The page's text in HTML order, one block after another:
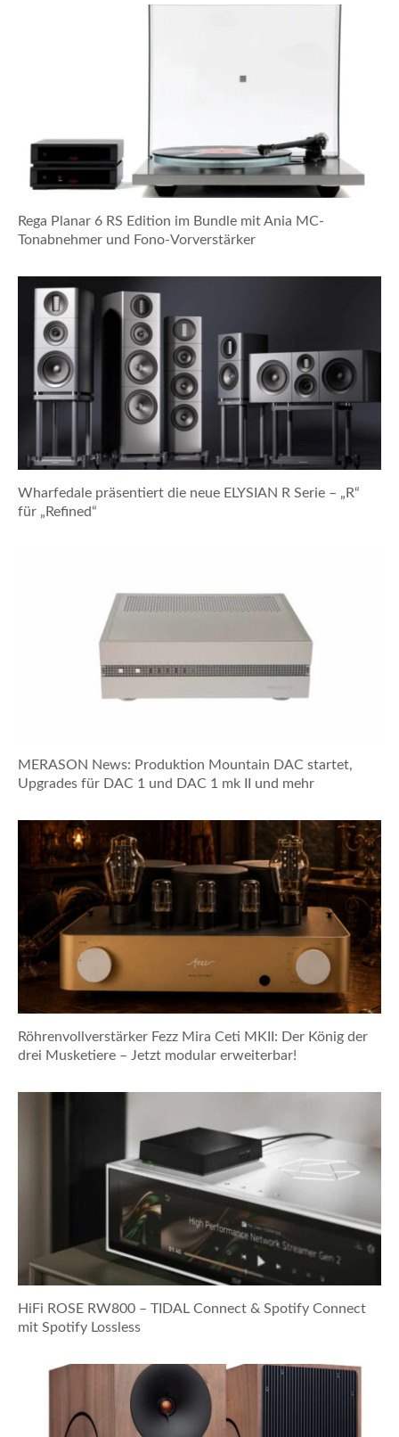
Rega Planar 6 RS Edition im Bundle mit Ania MC-
Tonabnehmer und Fono-Vorverstärker
Wharfedale präsentiert die neue ELYSIAN R Serie – „R“
für „Refined“
MERASON News: Produktion Mountain DAC startet,
Upgrades für DAC 1 und DAC 1 mk II und mehr
Röhrenvollverstärker Fezz Mira Ceti MKII: Der König der
drei Musketiere – Jetzt modular erweiterbar!
HiFi ROSE RW800 – TIDAL Connect & Spotify Connect
mit Spotify Lossless